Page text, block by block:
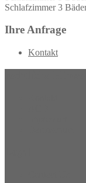
Schlafzimmer 3
Ihre Anfrage
Kontakt